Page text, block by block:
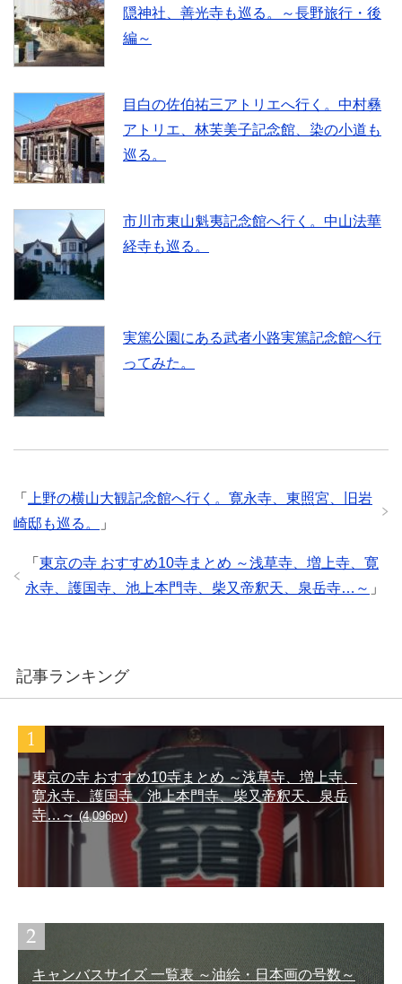
隠神社、善光寺も巡る。～長野旅行・後
編～
目白の佐伯祐三アトリエへ行く。中村彝
アトリエ、林芙美子記念館、染の小道も
巡る。
市川市東山魁夷記念館へ行く。中山法華
経寺も巡る。
実篤公園にある武者小路実篤記念館へ行
ってみた。
「
上野の横山大観記念館へ行く。寛永寺、東照宮、旧岩
崎邸も巡る。
」
「 東京の寺 おすすめ10寺まとめ ～浅草寺、増上寺、寛
永寺、護国寺、池上本門寺、柴又帝釈天、泉岳寺…～ 」
記事ランキング
東京の寺 おすすめ10寺まとめ ～浅草寺、増上寺、
寛永寺、護国寺、池上本門寺、柴又帝釈天、泉岳
寺…～ (4,096pv)
キャンバスサイズ 一覧表 ～油絵・日本画の号数～